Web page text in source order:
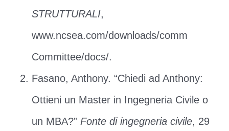
STRUTTURALI,
www.ncsea.com/downloads/comm
Committee/docs/.
Fasano, Anthony. “Chiedi ad Anthony:
Ottieni un Master in Ingegneria Civile o
un MBA?” Fonte di ingegneria civile, 29